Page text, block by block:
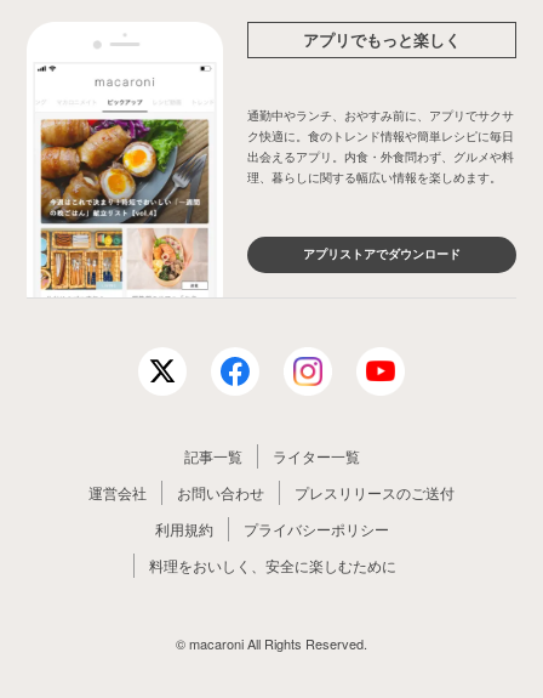
アプリでもっと楽しく
通勤中やランチ、おやすみ前に、アプリでサクサ
ク快適に。食のトレンド情報や簡単レシピに毎日
出会えるアプリ。内食・外食問わず、グルメや料
理、暮らしに関する幅広い情報を楽しめます。
アプリストアでダウンロード
記事一覧
ライター一覧
運営会社
お問い合わせ
プレスリリースのご送付
利用規約
プライバシーポリシー
料理をおいしく、安全に楽しむために
© macaroni All Rights Reserved.